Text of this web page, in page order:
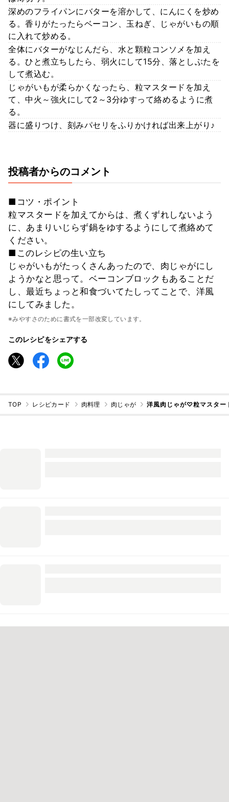
深めのフライパンにバターを溶かして、にんにくを炒め
る。香りがたったらベーコン、玉ねぎ、じゃがいもの順
に入れて炒める。
全体にバターがなじんだら、水と顆粒コンソメを加え
る。ひと煮立ちしたら、弱火にして15分、落としぶたを
して煮込む。
じゃがいもが柔らかくなったら、粒マスタードを加え
て、中火～強火にして2～3分ゆすって絡めるように煮
る。
器に盛りつけ、刻みパセリをふりかければ出来上がり♪
投稿者からのコメント
■コツ・ポイント
粒マスタードを加えてからは、煮くずれしないよう
に、あまりいじらず鍋をゆするようにして煮絡めて
ください。
■このレシピの生い立ち
じゃがいもがたっくさんあったので、肉じゃがにし
ようかなと思って。ベーコンブロックもあることだ
し、最近ちょっと和食づいてたしってことで、洋風
にしてみました。
※みやすさのために書式を一部改変しています。
このレシピをシェアする
TOP レシピカード 肉料理 肉じゃが 洋風肉じゃが♡粒マスター